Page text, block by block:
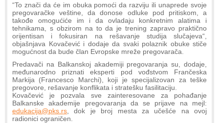
“To znači da će im obuka pomoći da razviju ili unaprede svoje
pregovaračke veštine, da donose odluke pod pritiskom, a
takođe omogućiće im i da ovladaju konkretnim alatima i
tehnikama, s obzirom na to da je trening zapravo praktično
orijentisan i fokusiran na rešavanje studija slučajeva“,
objašnjava Kovačević i dodaje da svaki polaznik obuke stiče
mogućnost da bude član Evropske mreže pregovarača.
Predavači na Balkanskoj akademiji pregovaranja su, dodaje,
međunarodno priznati eksperti pod vođstvom Frančeska
Markija (Francesco Marchi), koji je specijalizovan za teške
pregovore, rešavanje konflikata i stratešku fasilitaciju.
Kovačević je pozvala sve zainteresovane za pohađanje
Balkanske akademije pregovaranja da se prijave na mejl:
edukacija@pks.rs , dok je broj mesta za učešće na ovoj
radionici ograničen.